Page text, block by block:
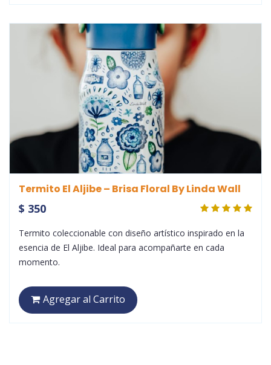
Termito El Aljibe – Brisa Floral By Linda Wall
$ 350
Termito coleccionable con diseño artístico inspirado en la
esencia de El Aljibe. Ideal para acompañarte en cada
momento.
Agregar al Carrito